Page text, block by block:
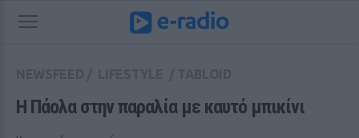
Η Πάολα στην παραλία με καυτό μπικίνι